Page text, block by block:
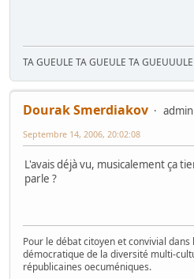
TA GUEULE TA GUEULE TA GUEUUULE
Dourak Smerdiakov
Septembre 14, 2006, 20:02:08
L'avais déjà vu, musicalement ça
parle ?
Pour le débat citoyen et convivial
démocratique de la diversité multi-
républicaines oecuméniques.